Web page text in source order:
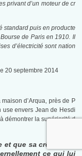
privant d’un moteur de cr
standard puis en producte
de Paris en 1910. Il
d’électricité sont nation
20 septembre 2014
d’Arqua, près de P
use envers Jean de Hesdi
démontrer la supériorité d
et que sa crête insol
ce qui lui